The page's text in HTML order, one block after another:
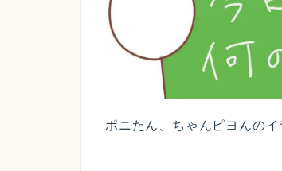
ポニたん、ちゃんピヨんの